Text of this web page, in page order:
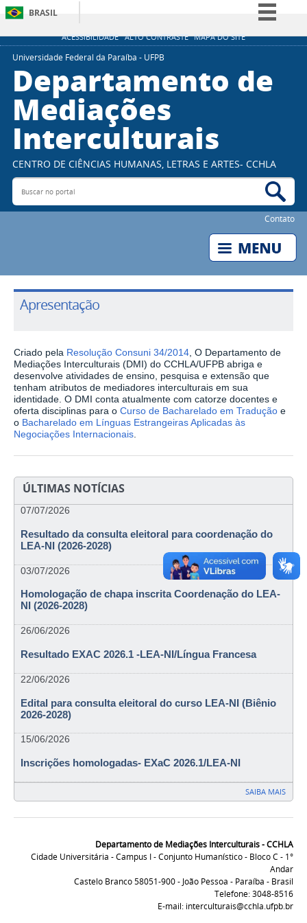
ACESSIBILIDADE ALTO CONTRASTE MAPA DO SITE
BRASIL
Simplifique!
Participe
Canais
Universidade Federal da Paraíba - UFPB
Departamento de
Mediações
Interculturais
CENTRO DE CIÊNCIAS HUMANAS, LETRAS E ARTES- CCHLA
Buscar no portal
Contato
Apresentação
Criado pela Resolução Consuni 34/2014 O Departamento de
Mediações Interculturais (DMI) do CCHLA/UFPB abriga e
desenvolve atividades de ensino, pesquisa e extensão que
tenham atributos de mediadores interculturais em sua
identidade. O DMI conta atualmente com catorze docentes e
oferta disciplinas para o Curso de Bacharelado em Tradução e
o Bacharelado em Línguas Estrangeiras Aplicadas às
Negociações Internacionais
ÚLTIMAS NOTÍCIAS
07/07/2026
Resultado da consulta eleitoral para coordenação do
LEA-NI (2026-2028)
03/07/2026
Homologação de chapa inscrita Coordenação do LEA-
NI (2026-2028)
26/06/2026
Resultado EXAC 2026.1 -LEA-NI/Língua Francesa
22/06/2026
Edital para consulta eleitoral do curso LEA-NI (Biênio
2026-2028)
15/06/2026
Inscrições homologadas- EXaC 2026.1/LEA-NI
SAIBA MAIS
Departamento de Mediações Interculturais - CCHLA
Cidade Universitária - Campus I - Conjunto Humanístico - Bloco C - 1°
Andar
Castelo Branco 58051-900 - João Pessoa - Paraíba - Brasil
Telefone: 3048-8516
E-mail: interculturais@cchla.ufpb.br